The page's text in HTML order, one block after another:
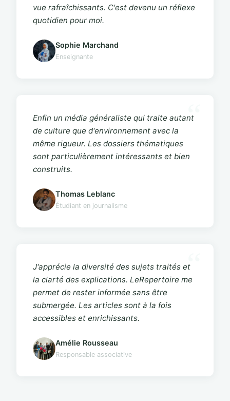
vue rafraîchissants. C'est devenu un réflexe
quotidien pour moi.
Sophie Marchand
Enseignante
Enfin un média généraliste qui traite autant
de culture que d'environnement avec la
même rigueur. Les dossiers thématiques
sont particulièrement intéressants et bien
construits.
Thomas Leblanc
Étudiant en journalisme
J'apprécie la diversité des sujets traités et
la clarté des explications. LeRepertoire me
permet de rester informée sans être
submergée. Les articles sont à la fois
accessibles et enrichissants.
Amélie Rousseau
Responsable associative